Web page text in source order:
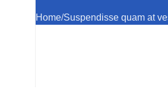
Home Suspendisse quam at